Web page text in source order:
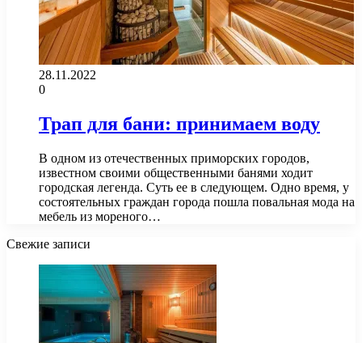
28.11.2022
0
Трап для бани: принимаем воду
В одном из отечественных приморских городов,
известном своими общественными банями ходит
городская легенда. Суть ее в следующем. Одно время, у
состоятельных граждан города пошла повальная мода на
мебель из мореного…
Свежие записи